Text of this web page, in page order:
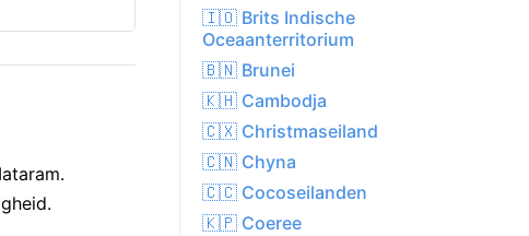
🇮🇴 Brits Indische
Oceaanterritorium
🇧🇳 Brunei
🇰🇭 Cambodja
🇨🇽 Christmaseiland
🇨🇳 Chyna
🇨🇨 Cocoseilanden
🇰🇵 Coeree